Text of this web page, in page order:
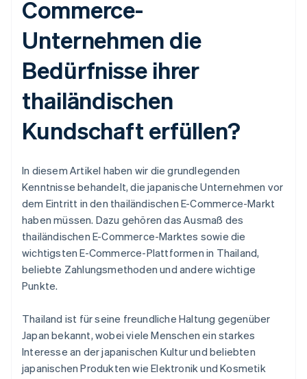
Commerce-
Unternehmen die
Bedürfnisse ihrer
thailändischen
Kundschaft erfüllen?
In diesem Artikel haben wir die grundlegenden
Kenntnisse behandelt, die japanische Unternehmen vor
dem Eintritt in den thailändischen E-Commerce-Markt
haben müssen. Dazu gehören das Ausmaß des
thailändischen E-Commerce-Marktes sowie die
wichtigsten E-Commerce-Plattformen in Thailand,
beliebte Zahlungsmethoden und andere wichtige
Punkte.
Thailand ist für seine freundliche Haltung gegenüber
Japan bekannt, wobei viele Menschen ein starkes
Interesse an der japanischen Kultur und beliebten
japanischen Produkten wie Elektronik und Kosmetik